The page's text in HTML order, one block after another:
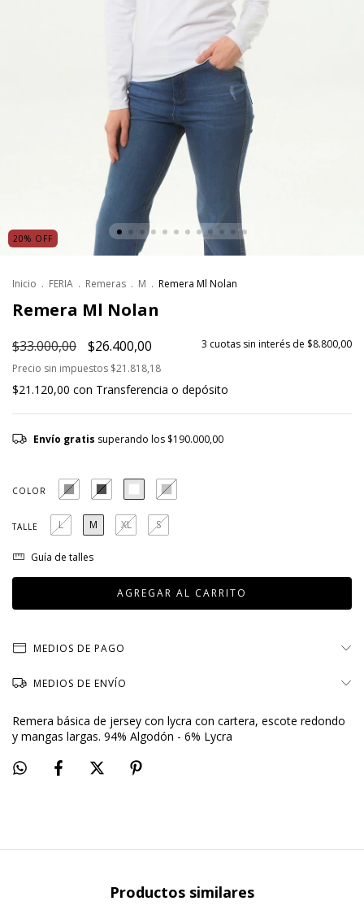
20% OFF
Inicio . FERIA . Remeras . M . Remera Ml Nolan
Remera Ml Nolan
$33.000,00 $26.400,00 3 cuotas sin interés de $8.800,00
Precio sin impuestos $21.818,18
$21.120,00 con Transferencia o depósito
Envío gratis superando los $190.000,00
COLOR
TALLE L M XL S
Guía de talles
MEDIOS DE PAGO
MEDIOS DE ENVÍO
Remera básica de jersey con lycra con cartera, escote redondo
y mangas largas. 94% Algodón - 6% Lycra
Productos similares